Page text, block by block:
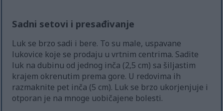
Sadni setovi i presađivanje
Luk se brzo sadi i bere. To su male, uspavane
lukovice koje se prodaju u vrtnim centrima. Sadite
luk na dubinu od jednog inča (2,5 cm) sa šiljastim
krajem okrenutim prema gore. U redovima ih
razmaknite pet inča (5 cm). Luk se brzo ukorjenjuje i
otporan je na mnoge uobičajene bolesti.